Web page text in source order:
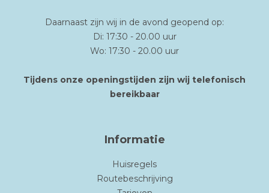
Daarnaast zijn wij in de avond geopend op:
Di: 17:30 - 20.00 uur
Wo: 17:30 - 20.00 uur
Tijdens onze openingstijden zijn wij telefonisch
bereikbaar
Informatie
Huisregels
Routebeschrijving